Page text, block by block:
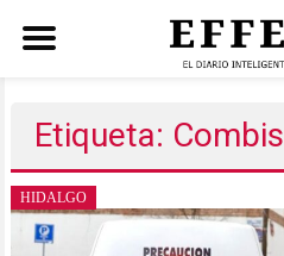
contenidoEtiqueta: Combis
HIDALGO